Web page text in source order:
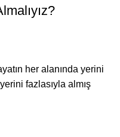
her alanında yerini
fazlasıyla almış